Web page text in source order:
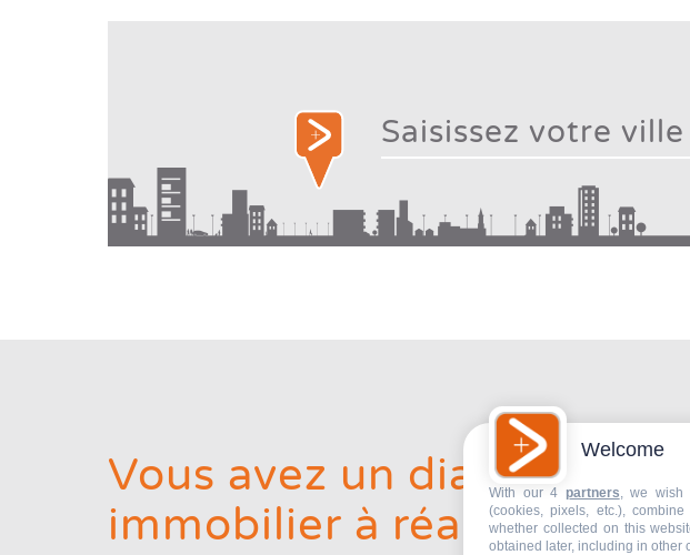
Vous avez un diagnostic
immobilier à réaliser ?
Welcome
With our 4 partners, we wish
(cookies, pixels, etc.),
whether collected on this
obtained later, including in other